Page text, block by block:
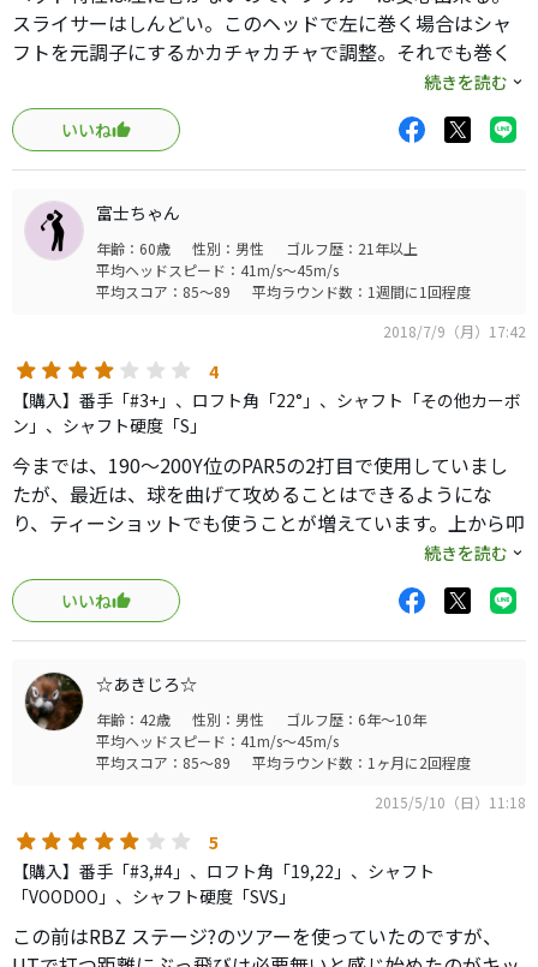
スライサーはしんどい。このヘッドで左に巻く場合はシャ
フトを元調子にするかカチャカチャで調整。それでも巻く
ならアイアンで。高さは基本はライナー。打ち込めばスピ
ンで上げられる。14年前のクラブとは思えないくらい自分
には合っているが、合う合わないがハッキリしている。ま
ずは、ユーティリティで左で困っている方はお試しくださ
い。中古安いですよ！
続きを読む
いいね
富士ちゃん
年齢：60歳 性別：男性
ゴルフ歴：21年以上
平均ヘッドスピード：41m/s～45m/s
平均スコア：85～89
平均ラウンド数：1週間に1回程度
2018/7/9（月）17:42
4
【購入】番手「#3+」、ロフト角「22°」、シャフト「その他カーボ
ン」、シャフト硬度「S」
今までは、190〜200Y位のPAR5の2打目で使用していまし
たが、最近は、球を曲げて攻めることはできるようにな
り、ティーショットでも使うことが増えています。上から叩
きに行くと低いフェード・ボールが打て、横から払い打つ
とロフトなりの高さのドロー・ボールになります。古いク
ラブなので、そろそろ買い替えようと思いますが、このク
ラブに替わる物がなかなか見つからないので使っています
が、手放すのは惜しい気がします。塗装もはがれ始めてい
ますが、メンテしながら、しばらく使います。そこそこの
ヘッド・スピード（４０〜４５ｍ／ｓ位）がある方であれ
ば、芯に当たれば、２００Ｙ前後は軽く飛びます。
続きを読む
いいね
☆あきじろ☆
年齢：42歳 性別：男性
ゴルフ歴：6年～10年
平均ヘッドスピード：41m/s～45m/s
平均スコア：85～89
平均ラウンド数：1ヶ月に2回程度
2015/5/10（日）11:18
5
【購入】番手「#3,#4」、ロフト角「19,22」、シャフト
「VOODOO」、シャフト硬度「SVS」
この前はRBZ ステージ?のツアーを使っていたのですが、